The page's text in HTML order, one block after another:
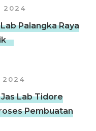
2024
Palangka Raya
2024
Jas Lab Tidore
Pembuatan